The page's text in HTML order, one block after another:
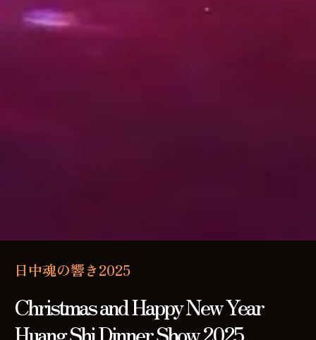
日中魂の響き2025
Christmas and Happy New Year
Huang Shi Dinner Show 2025